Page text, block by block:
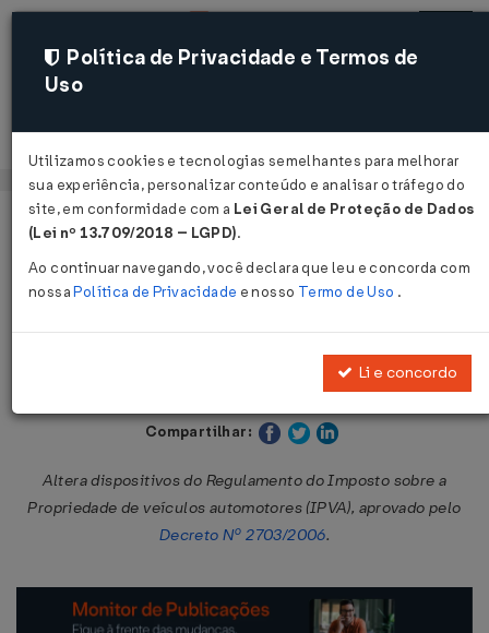
Acessar
Página Inicial Legislações
Decreto Nº 5338 DE 17/04/2026
Publicado no DOE - PA em 22 abr 2026
Compartilhar:
Altera dispositivos do Regulamento do Imposto sobre a
Propriedade de veículos automotores (IPVA), aprovado pelo
Decreto Nº 2703/2006.
Política de Privacidade e Termos de
Uso
Utilizamos cookies e tecnologias semelhantes para melhorar
sua experiência, personalizar conteúdo e analisar o tráfego do
site, em conformidade com a Lei Geral de Proteção de Dados
(Lei nº 13.709/2018 – LGPD).
Ao continuar navegando, você declara que leu e concorda com
nossaPolítica de Privacidade e nosso Termo de Uso .
Li e concordo